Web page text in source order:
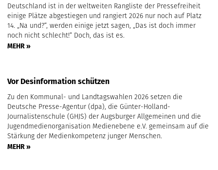
Deutschland ist in der weltweiten Rangliste der Pressefreiheit
einige Plätze abgestiegen und rangiert 2026 nur noch auf Platz
14. „Na und?“, werden einige jetzt sagen, „Das ist doch immer
noch nicht schlecht!“ Doch, das ist es.
MEHR »
Vor Desinformation schützen
Zu den Kommunal- und Landtagswahlen 2026 setzen die
Deutsche Presse-Agentur (dpa), die Günter-Holland-
Journalistenschule (GHJS) der Augsburger Allgemeinen und die
Jugendmedienorganisation Medienebene e.V. gemeinsam auf die
Stärkung der Medienkompetenz junger Menschen.
MEHR »